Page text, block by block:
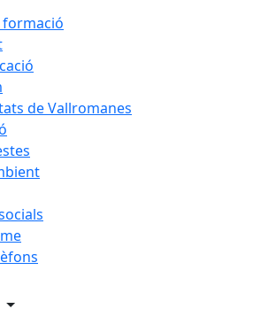
formació
de Vallromanes